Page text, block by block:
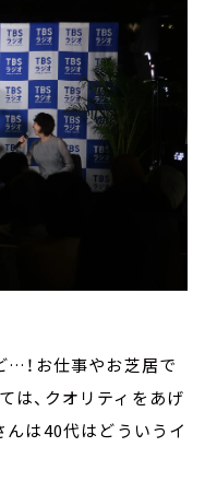
…！お仕事やお芝居で
は、クオリティをあげ
んは40代はどういうイ